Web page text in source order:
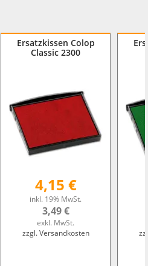
Ersatzkissen Colop
Classic 2300
4,15 €
inkl. 19% MwSt.
3,49 €
exkl. MwSt.
zzgl. Versandkosten